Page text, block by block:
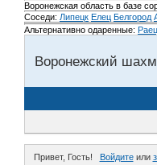
Воронежская область в базе
Соседи: Липецк Елец Белгород
Альтернативно одаренные:
Воронежский
Привет, Гость! Войдитеили